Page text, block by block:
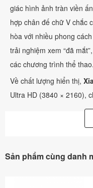
giác hình ảnh tràn viền
hợp chân đế chữ V chắc
hòa với nhiều phong
trải nghiệm xem “đã
các chương trình thể thao.
Về chất lượng hiển thị,
Ultra HD (3840 × 2160),
Nhờ đó, hình ảnh hiển
tương phản tốt hơn, đặc
công nghệ như HDR,
Sản phẩm cùng danh